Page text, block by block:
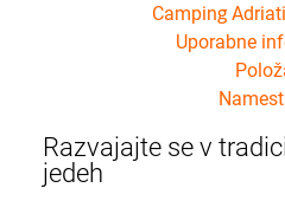
Camping
Uporabne
Razvajajte se v
jedeh